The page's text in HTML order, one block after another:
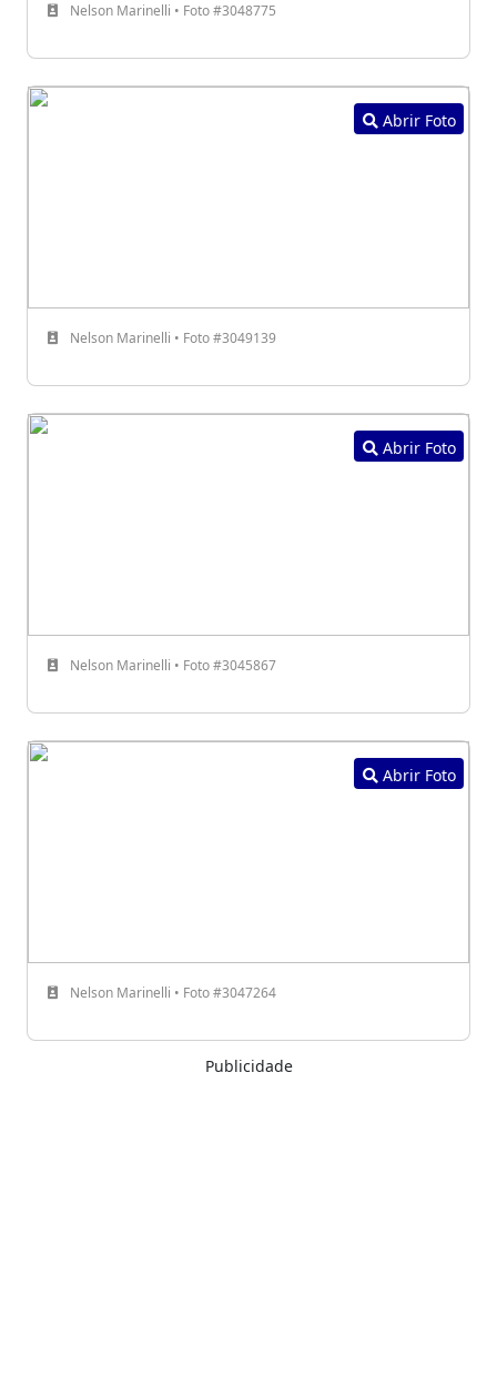
Nelson Marinelli • Foto #3048775
Abrir Foto
Nelson Marinelli • Foto #3049139
Abrir Foto
Nelson Marinelli • Foto #3045867
Abrir Foto
Nelson Marinelli • Foto #3047264
Publicidade